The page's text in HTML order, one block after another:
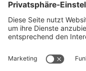
forstwirtschaftlichen
suchen einen
Beratung für jede
Die Innotax
Social Media